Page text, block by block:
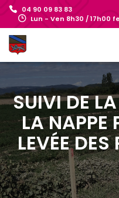
04 90 09 83 83
Lun - Ven 8h30 / 17h00
SUIVI DE
LA NAPPE
LEVÉE